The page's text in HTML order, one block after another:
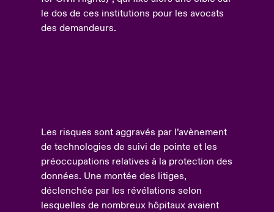
le dos de ces institutions pour les avocats
des demandeurs.
Les risques sont aggravés par l’avènement
de technologies de suivi de pointe et les
préoccupations relatives à la protection des
données. Une montée des litiges,
déclenchée par les révélations selon
lesquelles de nombreux hôpitaux avaient